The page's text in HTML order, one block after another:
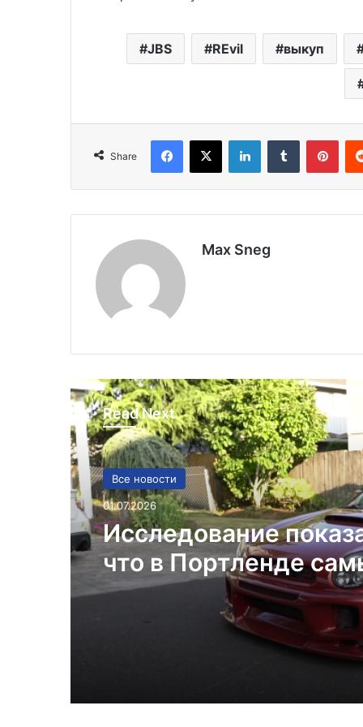
JBS REvil выкуп
Share
Max Sneg
Read Next
Все новости
01.07.2026
Исследование
что в Портленде
высокий уровень
автомобилей на душу
населения в США